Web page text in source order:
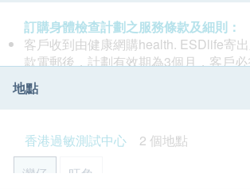
過敏產品的中心。我們的產品和服務包
液測試(速敏檢，Faber)、幼兒皮膚點刺
測試、蟎立知及防蟎具(蟎可敵)。我們亦
訂購身體檢查計劃之服務條款及細則：
客戶收到由健康網購health. ESDlife寄
款電郵後，計劃有效期為3個月，客戶
(由確認付款日期起計)接受有關測試，
進行過敏測試後，因應不同測試計劃，
於10至14工作天跟進檢查報告。
報告可以電郵給客戶，或客戶可親身往
取。
訂購一經確認，不設退款。
地點
香港過敏測試中心
2 個地點
灣仔
旺角